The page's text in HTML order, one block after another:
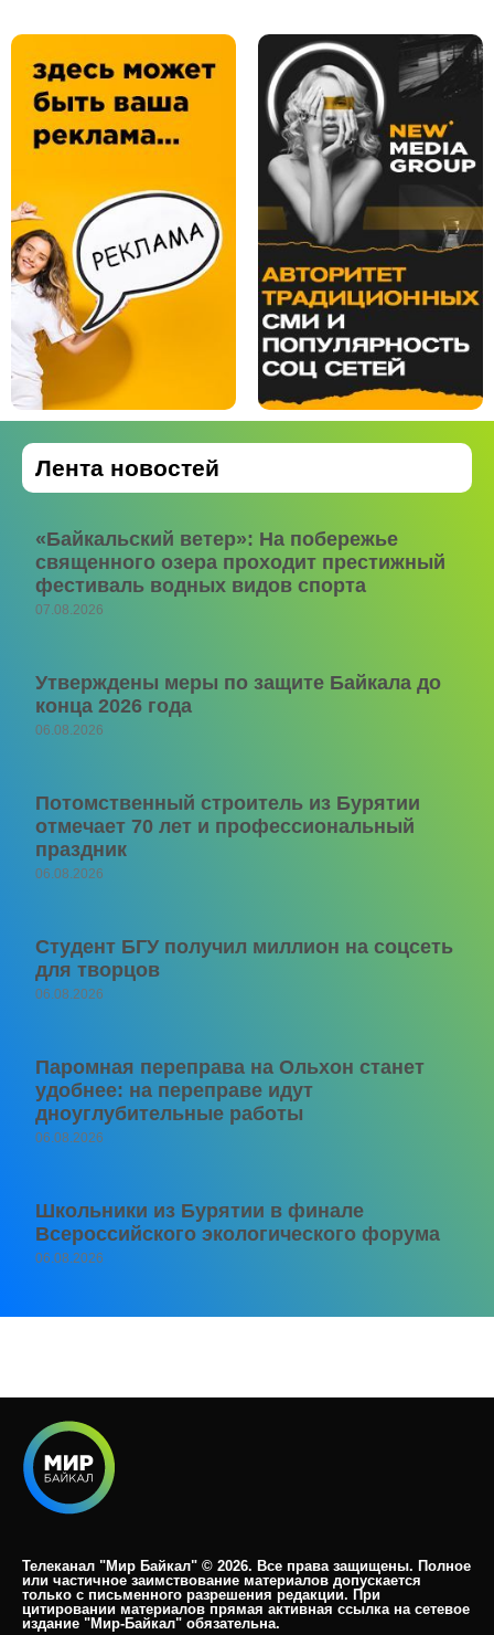
Лента новостей
«Байкальский ветер»: На побережье
священного озера проходит престижный
фестиваль водных видов спорта
07.08.2026
Утверждены меры по защите Байкала до
конца 2026 года
06.08.2026
Потомственный строитель из Бурятии
отмечает 70 лет и профессиональный
праздник
06.08.2026
Студент БГУ получил миллион на соцсеть
для творцов
06.08.2026
Паромная переправа на Ольхон станет
удобнее: на переправе идут
дноуглубительные работы
06.08.2026
Школьники из Бурятии в финале
Всероссийского экологического форума
06.08.2026
Телеканал "Мир Байкал" © 2026. Все права защищены. Полное
или частичное заимствование материалов допускается
только с письменного разрешения редакции. При
цитировании материалов прямая активная ссылка на сетевое
издание "Мир-Байкал" обязательна.​